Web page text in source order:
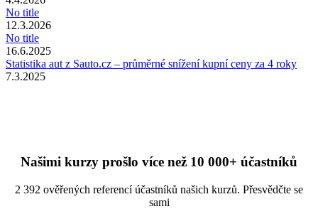
No title
12.3.2026
No title
16.6.2025
Statistika aut z Sauto.cz – průměrné snížení kupní ceny za 4 roky
7.3.2025
Našimi kurzy prošlo více než 10 000+ účastníků
2 392 ověřených referencí účastníků našich kurzů. Přesvědčte se
sami